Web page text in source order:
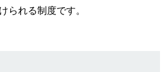
られる制度です。